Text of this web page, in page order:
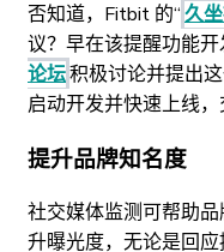
否知道，Fitbit 的“久
议？早在该提醒功能
论坛积极讨论并提出
启动开发并快速上线，
提升品牌知名度
社交媒体监测可帮助
升曝光度，无论是回